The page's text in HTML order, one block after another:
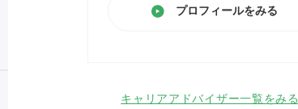
プロフィールをみる
キャリアアドバイザー一覧をみる